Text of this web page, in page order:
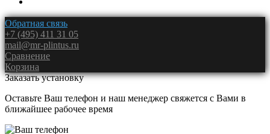
Обратная связь
+7 (495) 411 31 05
mail@mr-plintus.ru
Сравнение
Корзина
Заказать установку
Оставьте Ваш телефон и наш менеджер свяжется с Вами в
ближайшее рабочее время